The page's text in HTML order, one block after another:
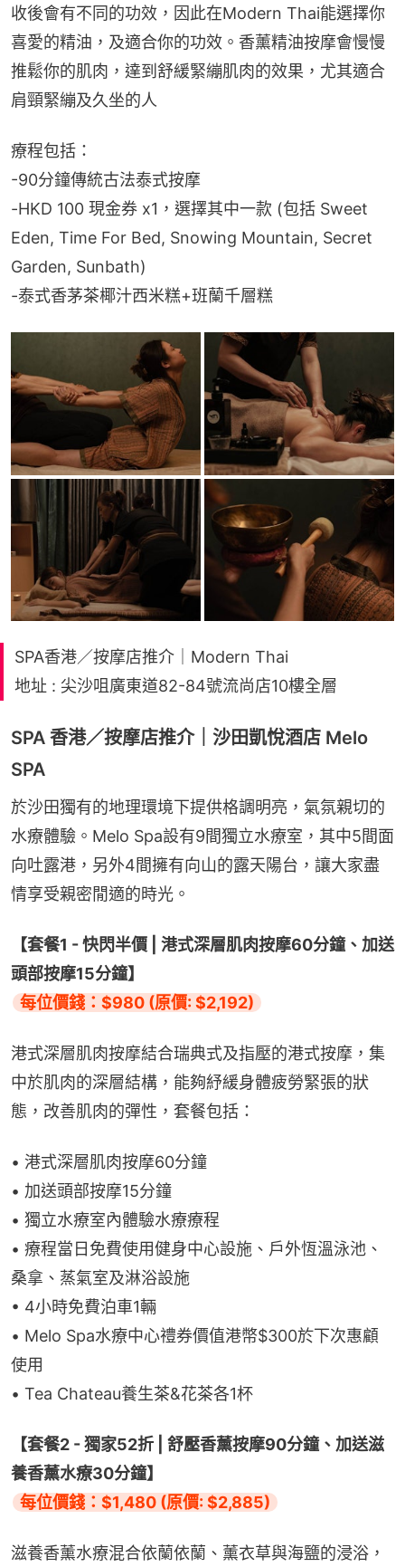
收後會有不同的功效，因此在Modern Thai能選擇你
喜愛的精油，及適合你的功效。香薰精油按摩會慢慢
推鬆你的肌肉，達到舒緩緊繃肌肉的效果，尤其適合
肩頸緊繃及久坐的人
療程包括：
-90分鐘傳統古法泰式按摩
-HKD 100 現金券 x1，選擇其中一款 (包括 Sweet
Eden, Time For Bed, Snowing Mountain, Secret
Garden, Sunbath)
-泰式香茅茶椰汁西米糕+班蘭千層糕
SPA香港／按摩店推介｜Modern Thai
地址 : 尖沙咀廣東道82-84號流尚店10樓全層
SPA 香港／按摩店推介｜沙田凱悅酒店 Melo
SPA
於沙田獨有的地理環境下提供格調明亮，氣氛親切的
水療體驗。Melo Spa設有9間獨立水療室，其中5間面
向吐露港，另外4間擁有向山的露天陽台，讓大家盡
情享受親密閒適的時光。
【套餐1 - 快閃半價 | 港式深層肌肉按摩60分鐘、加送
頭部按摩15分鐘】
每位價錢：$980 (原價: $2,192)
港式深層肌肉按摩結合瑞典式及指壓的港式按摩，集
中於肌肉的深層結構，能夠紓緩身體疲勞緊張的狀
態，改善肌肉的彈性，套餐包括：
• 港式深層肌肉按摩60分鐘
• 加送頭部按摩15分鐘
• 獨立水療室內體驗水療療程
• 療程當日免費使用健身中心設施、戶外恆溫泳池、
桑拿、蒸氣室及淋浴設施
• 4小時免費泊車1輛
• Melo Spa水療中心禮券價值港幣$300於下次惠顧
使用
• Tea Chateau養生茶&花茶各1杯
【套餐2 - 獨家52折 | 舒壓香薰按摩90分鐘、加送滋
養香薰水療30分鐘】
每位價錢：$1,480 (原價: $2,885)
滋養香薰水療混合依蘭依蘭、薰衣草與海鹽的浸浴，